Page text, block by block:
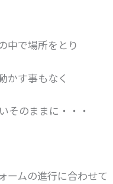
中で場所をとり
かす事もなく
そのままに・・・
ームの進行に合わせて